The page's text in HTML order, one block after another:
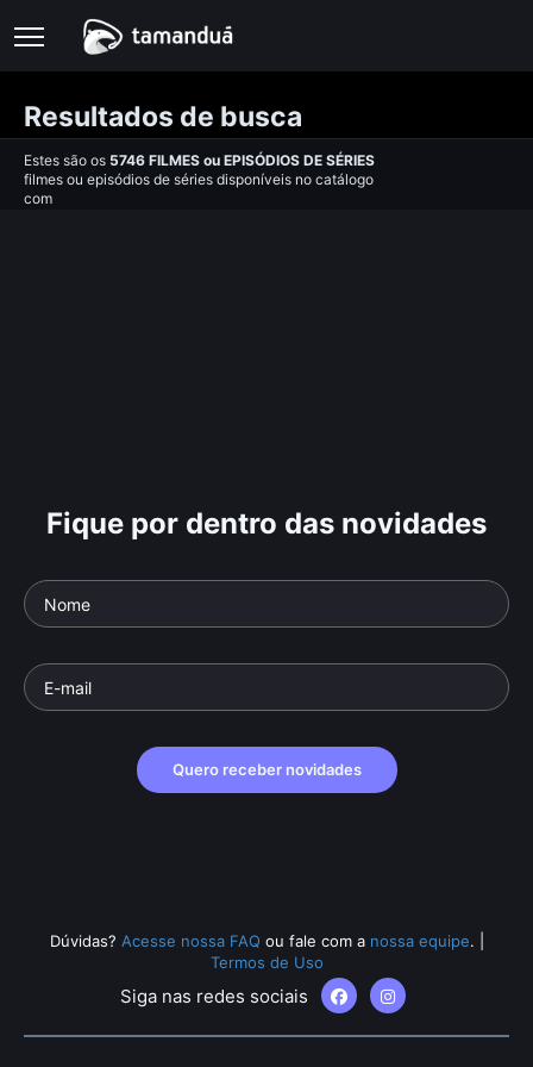
Resultados de busca
Estes são os 5746 FILMES ou EPISÓDIOS DE SÉRIES
filmes ou episódios de séries disponíveis no catálogo
com
Fique por dentro das novidades
Quero receber novidades
Dúvidas? Acesse nossa FAQ ou fale com a nossa equipe.
Termos de Uso
Siga nas redes sociais